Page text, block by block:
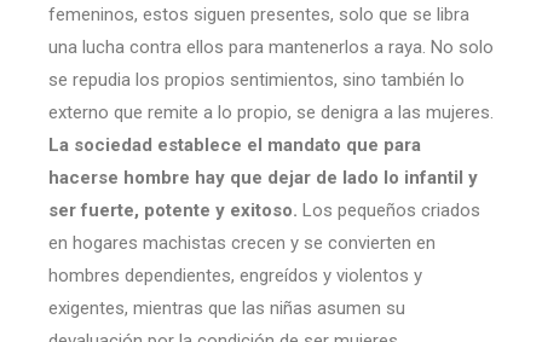
femeninos, estos siguen presentes, solo que se libra
una lucha contra ellos para mantenerlos a raya. No solo
se repudia los propios sentimientos, sino también lo
externo que remite a lo propio, se denigra a las mujeres.
La sociedad establece el mandato que para
hacerse hombre hay que dejar de lado lo infantil y
ser fuerte, potente y exitoso. Los pequeños criados
en hogares machistas crecen y se convierten en
hombres dependientes, engreídos y violentos y
exigentes, mientras que las niñas asumen su